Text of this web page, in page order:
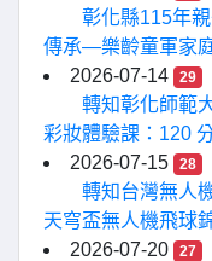
彰化縣115年
傳承—樂齡童軍家
2026-07-14
29
轉知彰化師範
彩妝體驗課：120
2026-07-15
28
轉知台灣無人
天穹盃無人機飛球
2026-07-20
27